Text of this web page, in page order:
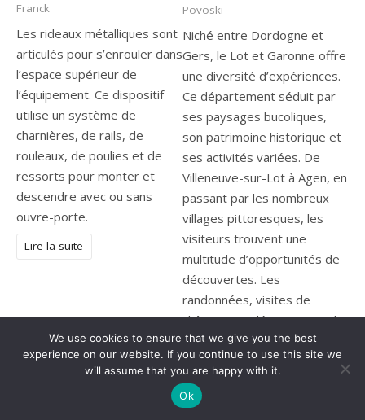
Franck
Les rideaux métalliques sont
articulés pour s’enrouler dans
l’espace supérieur de
l’équipement. Ce dispositif
utilise un système de
charnières, de rails, de
rouleaux, de poulies et de
ressorts pour monter et
descendre avec ou sans
ouvre-porte.
Lire la suite
Povoski
Niché entre Dordogne et
Gers, le Lot et Garonne offre
une diversité d’expériences.
Ce département séduit par
ses paysages bucoliques,
son patrimoine historique et
ses activités variées. De
Villeneuve-sur-Lot à Agen, en
passant par les nombreux
villages pittoresques, les
visiteurs trouvent une
multitude d’opportunités de
découvertes. Les
randonnées, visites de
châteaux et dégustations de
produits locaux enrichissent
le séjour. L’activité
touristique Lot et Garonne
propose des moments
We use cookies to ensure that we give you the best
experience on our website. If you continue to use this site we
will assume that you are happy with it.
Ok